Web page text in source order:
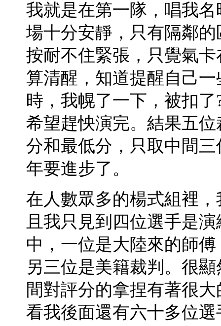
我就是在第一隊，唱我
場十分安靜，只有隔鄰
按耐不住緊張，只覺氣
算清醒，知道提醒自己
時，我幌了一下，被扣
希望趕怏演完。結果五
分和最低分，只取中間
年要進步了。
在人數眾多的楊式組裡
且我只見到四位選手是
中，一位是大陸來的師
另三位是美籍裁判。很
間對評分的拿捏有著很
看我後面還有六十多位